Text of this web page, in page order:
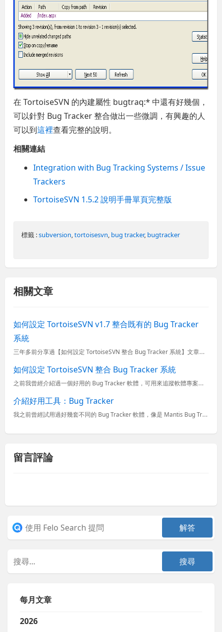
在 TortoiseSVN 的內建屬性 bugtraq:* 中還有好幾個，
可以針對 Bug Tracker 整合做出一些微調，有興趣的人
可以到這裡查看完整的說明。
相關連結
Integration with Bug Tracking Systems / Issue
Trackers
TortoiseSVN 1.5.2 說明手冊單頁完整版
標籤 :subversion ,tortoisesvn bug tracker, bugtracker
相關文章
如何設定 TortoiseSVN v1.7 整合既有的 Bug Tracker
系統
三年多前分享過【如何設定 TortoiseSVN 整合 Bug Tracker 系統】文章，如今 TortoiseSVN 也更新了很多次，目前最新版的設定介面跟舊版已經不太一樣，而且設定過程也變的複雜...
如何設定 TortoiseSVN 整合 Bug Tracker 系統
之前我曾經介紹過一個好用的 Bug Tracker 軟體，可用來追蹤軟體專案中的需求、瑕疵或錯誤，今天要來說明如何透過簡單的設定讓 TortoiseSVN 能夠跟 Bug Tracker 可以緊密結合...
介紹好用工具：Bug Tracker
我之前曾經試用過好幾套不同的 Bug Tracker 軟體，像是 Mantis Bug Tracker、BugZilla 或 Trac，但各家有各家的特色，但我就是一直沒找到一個滿意的，不過之前又在搜...
留言評論
每月文章
2026